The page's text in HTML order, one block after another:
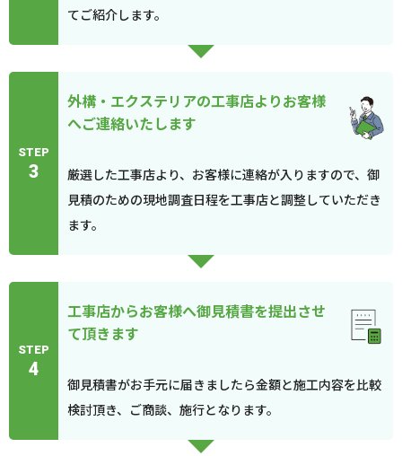
てご紹介します。
STEP
3
外構・エクステリアの工事店よりお客様
へご連絡いたします
厳選した工事店より、お客様に連絡が入りますので、御
見積のための現地調査日程を工事店と調整していただき
ます。
STEP
4
工事店からお客様へ御見積書を提出させ
て頂きます
御見積書がお手元に届きましたら金額と施工内容を比較
検討頂き、ご商談、施行となります。